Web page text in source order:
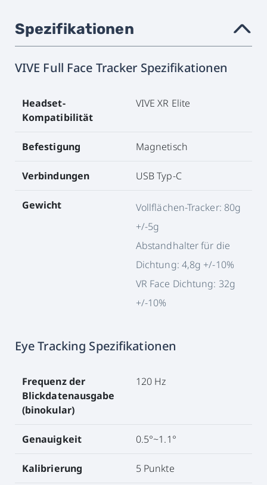
Spezifikationen ›
VIVE Full Face Tracker Spezifikationen
Headset-
Kompatibilität
VIVE XR Elite
Befestigung Magnetisch
Verbindungen USB Typ-C
Gewicht
Vollflächen-Tracker: 80g
+/-5g
Abstandhalter für die
Dichtung: 4,8g +/-10%
VR Face Dichtung: 32g
+/-10%
Eye Tracking Spezifikationen
Frequenz der
Blickdatenausgabe
(binokular)
120 Hz
Genauigkeit 0.5°~1.1°
Kalibrierung 5 Punkte